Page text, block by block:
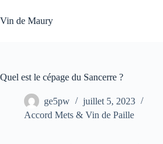
au
contenu
Vin de Maury
Quel est le cépage du Sancerre ?
ge5pw
juillet 5, 2023
Accord Mets & Vin de Paille